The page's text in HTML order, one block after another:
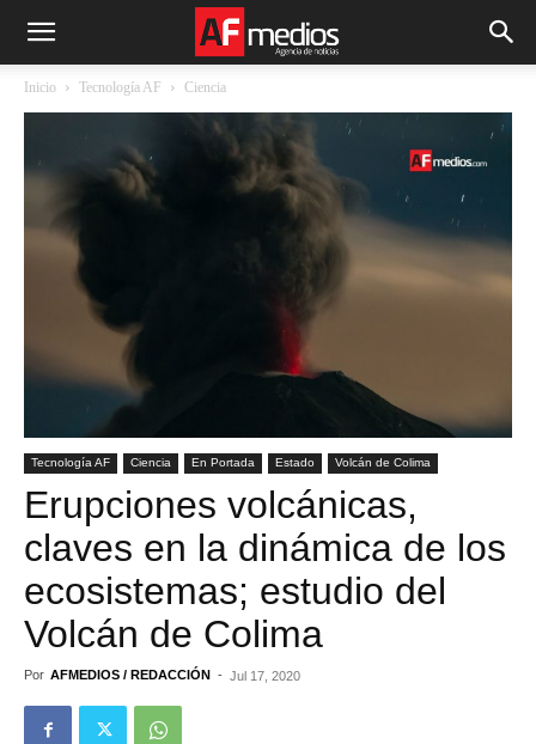
Inicio Tecnología AF Ciencia
Tecnología AF Ciencia En Portada Estado Volcán de Colima
Erupciones volcánicas,
claves en la dinámica de los
ecosistemas; estudio del
Volcán de Colima
Por AFMEDIOS / REDACCIÓN - Jul 17, 2020